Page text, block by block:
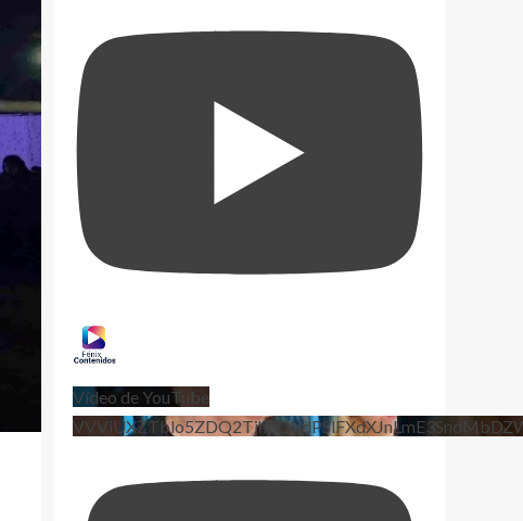
Vídeo de YouTube